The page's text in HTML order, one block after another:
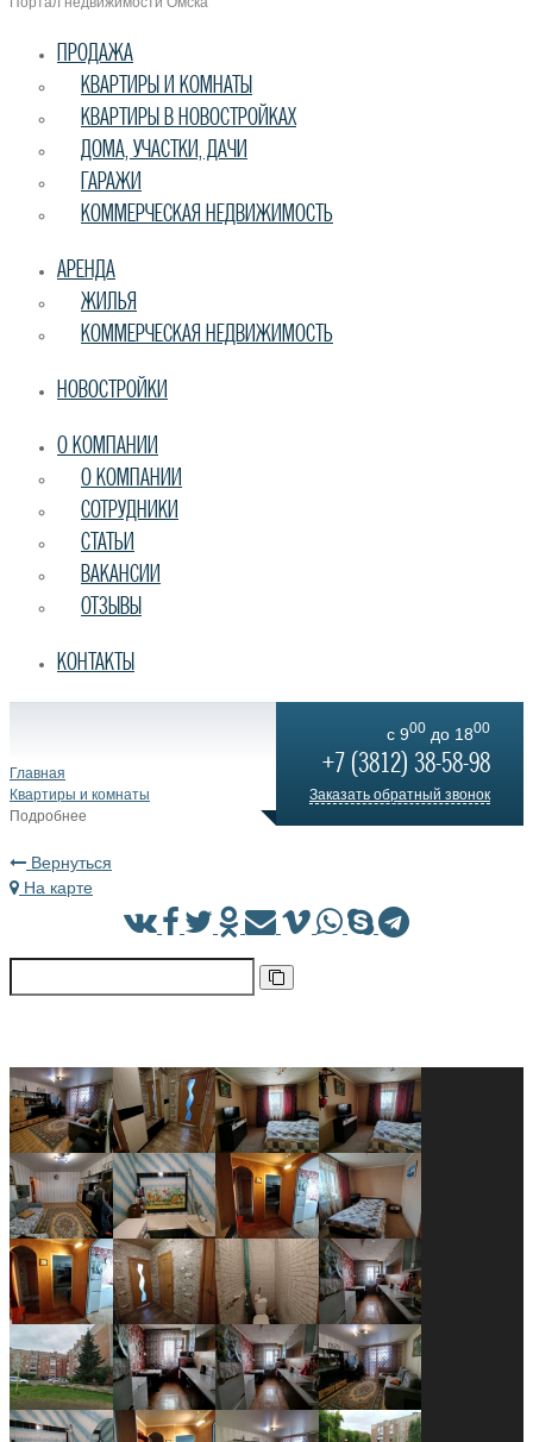
ПРОДАЖА
КВАРТИРЫ И КОМНАТЫ
КВАРТИРЫ В НОВОСТРОЙКАХ
ДОМА, УЧАСТКИ, ДАЧИ
ГАРАЖИ
КОММЕРЧЕСКАЯ НЕДВИЖИМОСТЬ
АРЕНДА
ЖИЛЬЯ
КОММЕРЧЕСКАЯ НЕДВИЖИМОСТЬ
НОВОСТРОЙКИ
О КОМПАНИИ
О КОМПАНИИ
СОТРУДНИКИ
СТАТЬИ
ВАКАНСИИ
ОТЗЫВЫ
КОНТАКТЫ
c 900 до 1800
+7 (3812) 38-58-98
Заказать обратный звонок
Главная
Квартиры и комнаты
Подробнее
Вернуться
На карте